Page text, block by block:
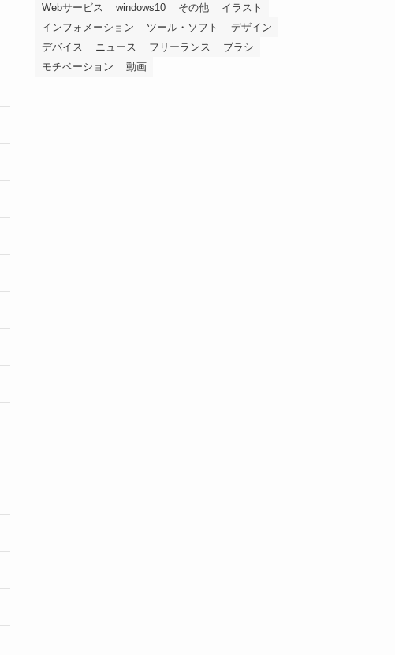
Webサービス
windows10 その他
イラスト
インフォメーション
ツール・ソフト
デザイン
デバイス
ニュース フリーランス
ブラシ
モチベーション
動画